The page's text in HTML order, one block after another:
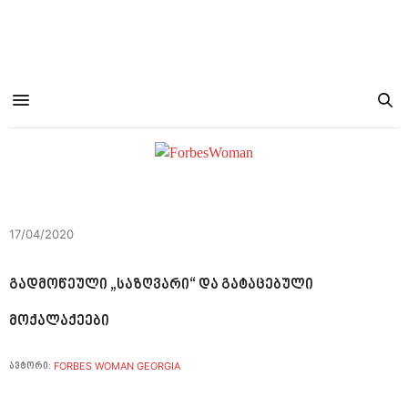
17/04/2020
გადმოწეული „საზღვარი“ და გატაცებული
მოქალაქეები
ავტორი: FORBES WOMAN GEORGIA